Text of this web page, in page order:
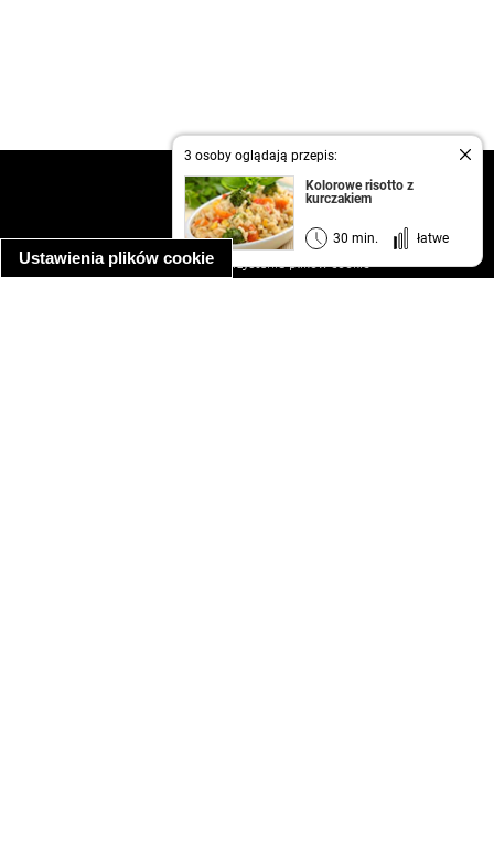
Ustawienia plików cookie
3 osoby oglądają przepis:
Kolorowe risotto z
kurczakiem
30 min. łatwe
kontakt
regulamin
informacja o prywatności
informacja o wykorzystaniu plików cookie